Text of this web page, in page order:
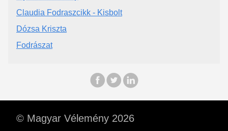
Claudia Fodraszcikk - Kisbolt
Dózsa Kriszta
Fodrászat
© Magyar Vélemény 2026